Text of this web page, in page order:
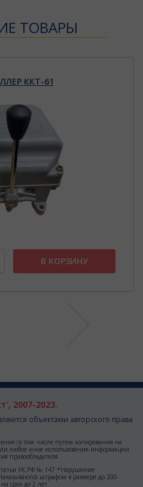
ТОВАРЫ
ККТ-61
В КОРЗИНУ
2007-2023.
объектами авторского права
(в том числе путем копирования на
любое иное использование информации
правообладателя.
УК РФ № 147 *Нарушение
штрафом в размере до 200
срок до 2 лет.